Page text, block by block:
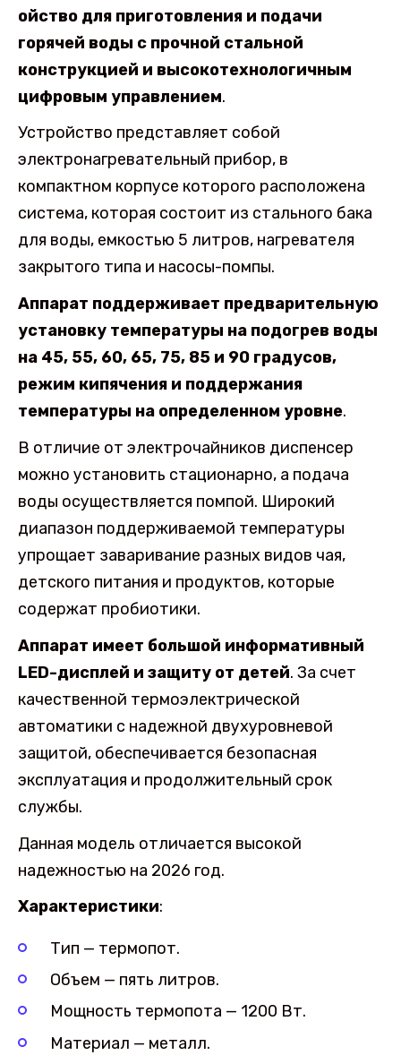
ойство для приготовления и подачи
горячей воды с прочной стальной
конструкцией и высокотехнологичным
цифровым управлением.
Устройство представляет собой
электронагревательный прибор, в
компактном корпусе которого расположена
система, которая состоит из стального бака
для воды, емкостью 5 литров, нагревателя
закрытого типа и насосы-помпы.
Аппарат поддерживает предварительную
установку температуры на подогрев воды
на 45, 55, 60, 65, 75, 85 и 90 градусов,
режим кипячения и поддержания
температуры на определенном уровне.
В отличие от электрочайников диспенсер
можно установить стационарно, а подача
воды осуществляется помпой. Широкий
диапазон поддерживаемой температуры
упрощает заваривание разных видов чая,
детского питания и продуктов, которые
содержат пробиотики.
Аппарат имеет большой информативный
LED-дисплей и защиту от детей. За счет
качественной термоэлектрической
автоматики с надежной двухуровневой
защитой, обеспечивается безопасная
эксплуатация и продолжительный срок
службы.
Данная модель отличается высокой
надежностью на 2026 год.
Характеристики:
Тип — термопот.
Объем — пять литров.
Мощность термопота — 1200 Вт.
Материал — металл.